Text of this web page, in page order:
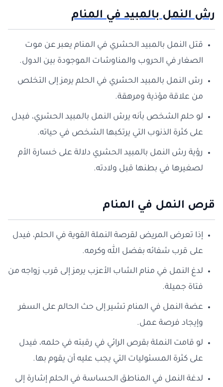
رش النمل بالمبيد في المنام
قتل النمل بالمبيد الحشري في المنام يعبر عن موت
الصغار في الحروب والمناوشات الموجودة بين الدول.
رش النمل بالمبيد الحشري في الحلم يرمز إلى التخلص
من علاقة مؤذية ومرهقة.
لو حلم الشخص بأنه يرش النمل بالمبيد الحشري، فيدل
على كثرة الذنوب التي يرتكبها الشخص في حياته.
رؤية رش النمل بالمبيد الحشري دلالة على خسارة الأم
لصغيرها في بطنها قبل ولادته.
قرص النمل في المنام
إذا تعرض المريض لقرصة النملة القوية في الحلم، فيدل
على قرب شفائه بفضل الله وكرمه.
لدغ النمل في منام الشاب الأعزب يرمز إلى قرب زواجه من
فتاة جميلة.
عضة النمل في المنام تشير إلى حث الحالم على السفر
وإيجاد فرصة عمل.
لو قامت النملة بقرص الرائي في رقبته في حلمه، فيدل
على كثرة المسئوليات التي يجب عليه أن يقوم بها.
لدغة النمل في المناطق الحساسة في الحلم إشارة إلى